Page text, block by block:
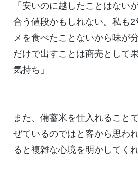
「安いのに越したことはない
合う値段かもしれない。私も2
メを食べたことないから味が
だけで出すことは商売として
気持ち」
また、備蓄米を仕入れること
ぜているのではと客から思わ
ると複雑な心境を明かしてくれ